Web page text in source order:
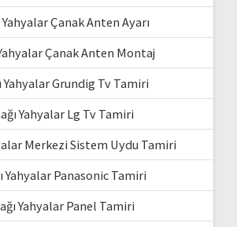
Yahyalar Çanak Anten Ayarı
Çanak Anten Montaj
Yahyalar Grundig Tv Tamiri
Yahyalar Lg Tv Tamiri
Merkezi Sistem Uydu Tamiri
Yahyalar Panasonic Tamiri
Yahyalar Panel Tamiri